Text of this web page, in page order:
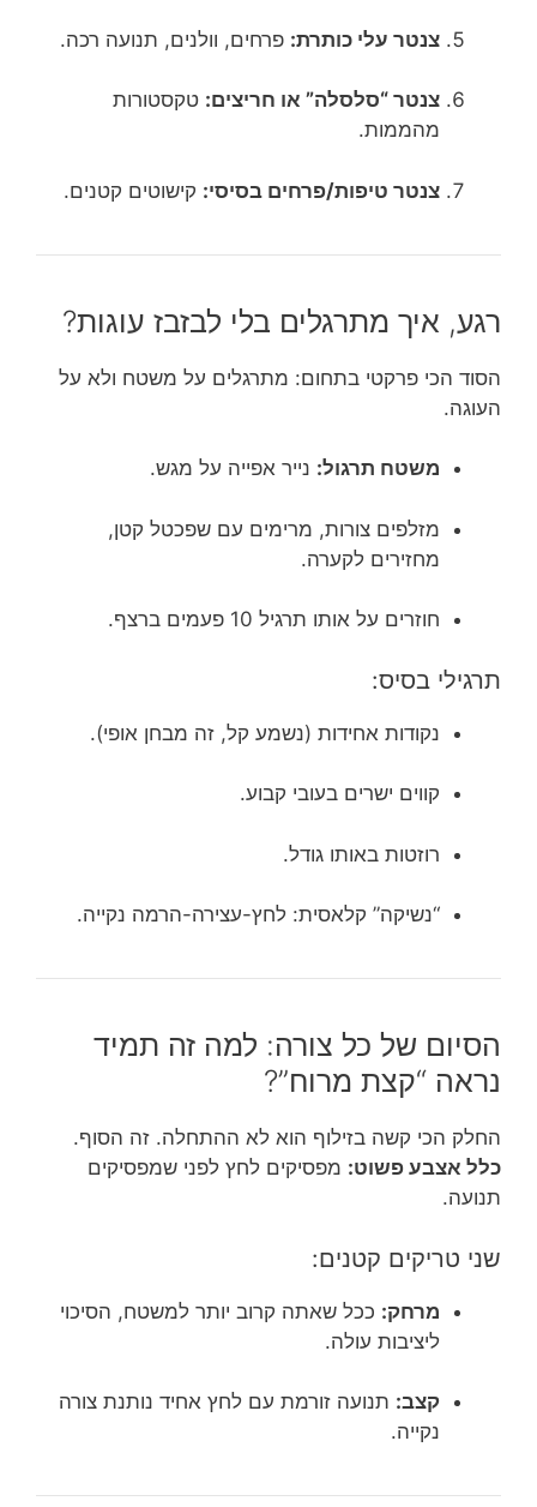
צנטר עלי כותרת: פרחים, וולנים, תנועה רכה.
צנטר “סלסלה” או חריצים: טקסטורות
מהממות.
צנטר טיפות/פרחים בסיסי: קישוטים קטנים.
רגע, איך מתרגלים בלי לבזבז עוגות?
הסוד הכי פרקטי בתחום: מתרגלים על משטח ולא על
העוגה.
משטח תרגול: נייר אפייה על מגש.
מזלפים צורות, מרימים עם שפכטל קטן,
מחזירים לקערה.
חוזרים על אותו תרגיל 10 פעמים ברצף.
תרגילי בסיס:
נקודות אחידות (נשמע קל, זה מבחן אופי).
קווים ישרים בעובי קבוע.
רוזטות באותו גודל.
“נשיקה” קלאסית: לחץ-עצירה-הרמה נקייה.
הסיום של כל צורה: למה זה תמיד
נראה “קצת מרוח”?
החלק הכי קשה בזילוף הוא לא ההתחלה. זה הסוף.
כלל אצבע פשוט: מפסיקים לחץ לפני שמפסיקים
תנועה.
שני טריקים קטנים:
מרחק: ככל שאתה קרוב יותר למשטח, הסיכוי
ליציבות עולה.
קצב: תנועה זורמת עם לחץ אחיד נותנת צורה
נקייה.